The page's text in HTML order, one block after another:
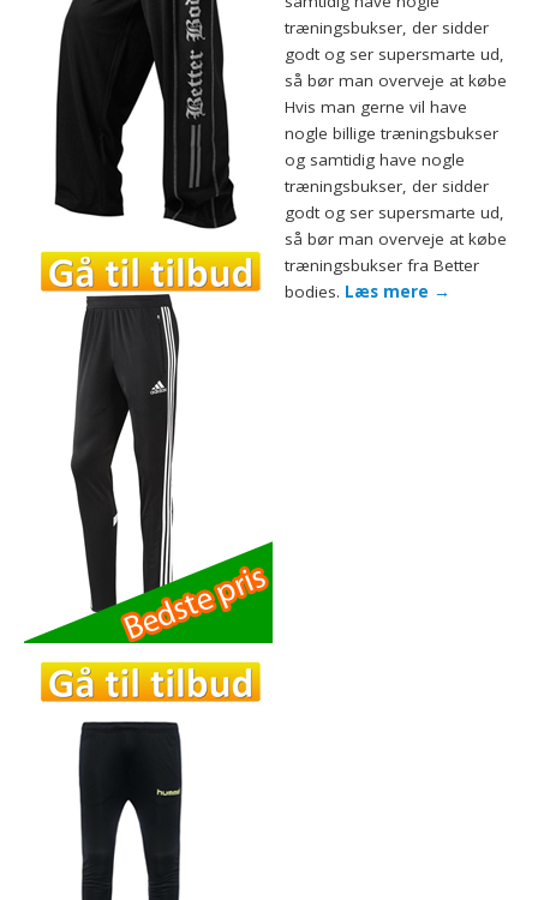
træningsbukser, der sidder
godt og ser supersmarte ud,
så bør man overveje at købe
Hvis man gerne vil have
nogle billige træningsbukser
og samtidig have nogle
træningsbukser, der sidder
godt og ser supersmarte ud,
så bør man overveje at købe
træningsbukser fra Better
bodies. Læs mere →